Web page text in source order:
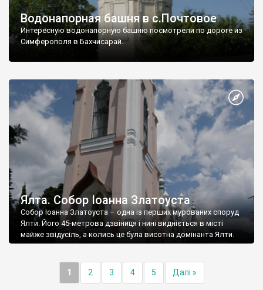
Водонапорная башня в с.Почтовое
Интересную водонапорную башню посмотрели по дороге из
Симферополя в Бахчисарай.
Ялта. Собор Іоанна Златоуста
Собор Іоанна Златоуста – одна із перших мурованих споруд
Ялти. Його 45-метрова дзвіниця і нині видніється в місті
майже звідусіль, а колись це була висотна домінанта Ялти.
1 2 3 4 5 Далі »